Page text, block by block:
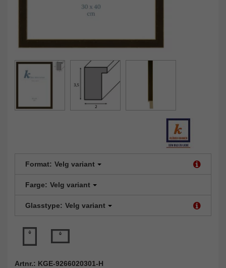
Format: Velg variant
Farge: Velg variant
Glasstype: Velg variant
Artnr.: KGE-9266020301-H